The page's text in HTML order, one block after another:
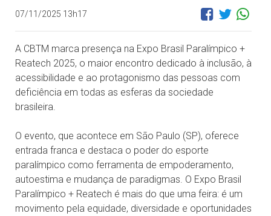
07/11/2025 13h17
A CBTM marca presença na Expo Brasil Paralímpico +
Reatech 2025, o maior encontro dedicado à inclusão, à
acessibilidade e ao protagonismo das pessoas com
deficiência em todas as esferas da sociedade
brasileira.
O evento, que acontece em São Paulo (SP), oferece
entrada franca e destaca o poder do esporte
paralímpico como ferramenta de empoderamento,
autoestima e mudança de paradigmas. O Expo Brasil
Paralímpico + Reatech é mais do que uma feira: é um
movimento pela equidade, diversidade e oportunidades